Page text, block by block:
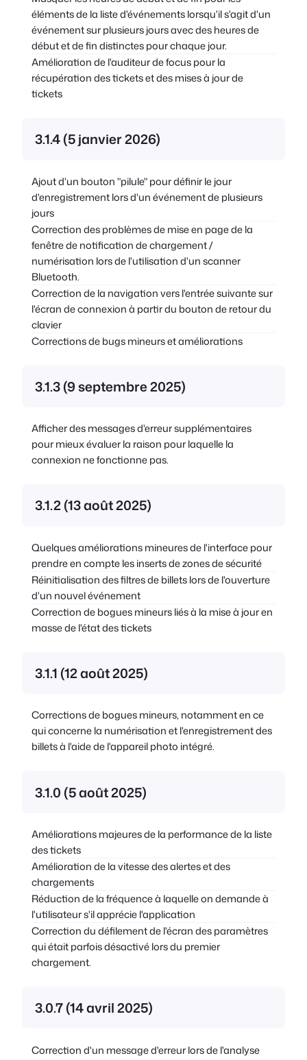
éléments de la liste d'événements lorsqu'il s'agit d'un
événement sur plusieurs jours avec des heures de
début et de fin distinctes pour chaque jour.
Amélioration de l'auditeur de focus pour la
récupération des tickets et des mises à jour de
tickets
3.1.4 (5 janvier 2026)
Ajout d'un bouton "pilule" pour définir le jour
d'enregistrement lors d'un événement de plusieurs
jours
Correction des problèmes de mise en page de la
fenêtre de notification de chargement /
numérisation lors de l'utilisation d'un scanner
Bluetooth.
Correction de la navigation vers l'entrée suivante sur
l'écran de connexion à partir du bouton de retour du
clavier
Corrections de bugs mineurs et améliorations
3.1.3 (9 septembre 2025)
Afficher des messages d'erreur supplémentaires
pour mieux évaluer la raison pour laquelle la
connexion ne fonctionne pas.
3.1.2 (13 août 2025)
Quelques améliorations mineures de l'interface pour
prendre en compte les inserts de zones de sécurité
Réinitialisation des filtres de billets lors de l'ouverture
d'un nouvel événement
Correction de bogues mineurs liés à la mise à jour en
masse de l'état des tickets
3.1.1 (12 août 2025)
Corrections de bogues mineurs, notamment en ce
qui concerne la numérisation et l'enregistrement des
billets à l'aide de l'appareil photo intégré.
3.1.0 (5 août 2025)
Améliorations majeures de la performance de la liste
des tickets
Amélioration de la vitesse des alertes et des
chargements
Réduction de la fréquence à laquelle on demande à
l'utilisateur s'il apprécie l'application
Correction du défilement de l'écran des paramètres
qui était parfois désactivé lors du premier
chargement.
3.0.7 (14 avril 2025)
Correction d'un message d'erreur lors de l'analyse